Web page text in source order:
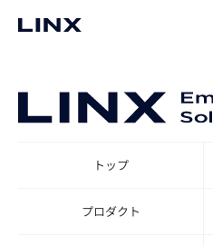
TOP ソリューション
トップ
プロダクト